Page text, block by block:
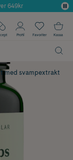
649kr
Profil Favoriter Kassa
med svampextrakt